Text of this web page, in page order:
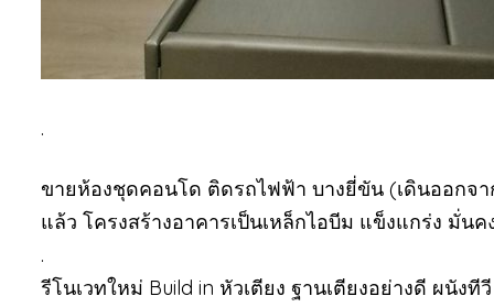
.
ขายห้องชุดคอนโด ติดรถไฟฟ้า บางยี่ขัน (เดินออกจ
แล้ว โครงสร้างอาคารเป็นเหล็กไอบีม แข็งแกร่ง มั่น
.
รีโนเวทใหม่ Build in หัวเตียง ฐานเตียงอย่างดี ผนัง